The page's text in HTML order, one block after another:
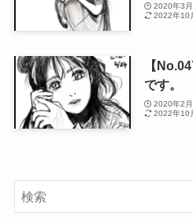
2020年3
2022年10
【
です。
2020年2
2022年10